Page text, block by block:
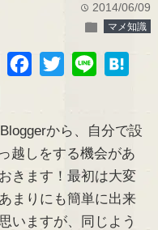
time 2014/06/09
folder マメ知識
Copy
Facebook
Twitter Line
から、自分で設
越しをする機会があ
きます！最初は大変
まりにも簡単に出来
いますが、同じよう